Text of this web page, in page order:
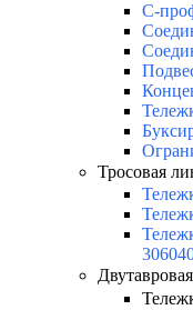
C-
Тросовая